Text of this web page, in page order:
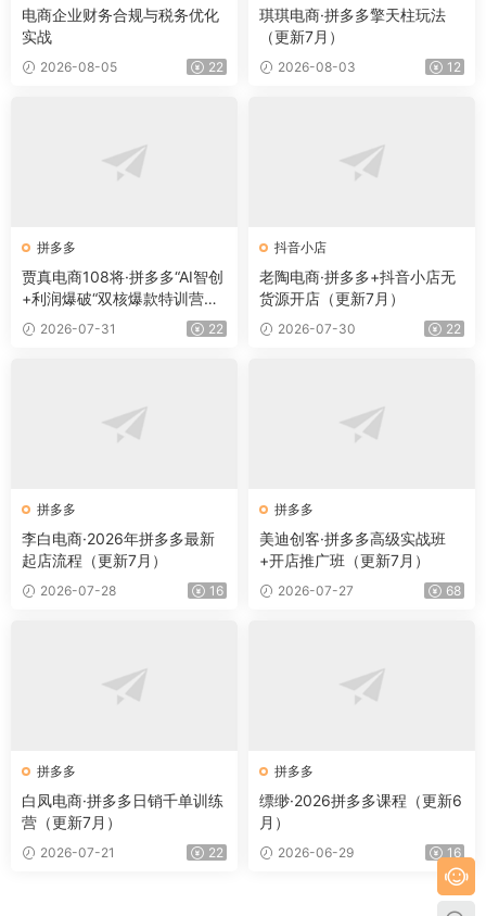
电商企业财务合规与税务优化
实战
2026-08-05 22
琪琪电商·拼多多擎天柱玩法
（更新7月）
2026-08-03 12
拼多多
贾真电商108将·拼多多“AI智创
+利润爆破“双核爆款特训营
（更新）
2026-07-31 22
抖音小店
老陶电商·拼多多+抖音小店无
货源开店（更新7月）
2026-07-30 22
拼多多
李白电商·2026年拼多多最新
起店流程（更新7月）
2026-07-28 16
拼多多
美迪创客·拼多多高级实战班
+开店推广班（更新7月）
2026-07-27 68
拼多多
白凤电商·拼多多日销千单训练
营（更新7月）
2026-07-21 22
拼多多
缥缈·2026拼多多课程（更新6
月）
2026-06-29 16